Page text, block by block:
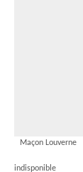
Maçon Louverne
indisponible